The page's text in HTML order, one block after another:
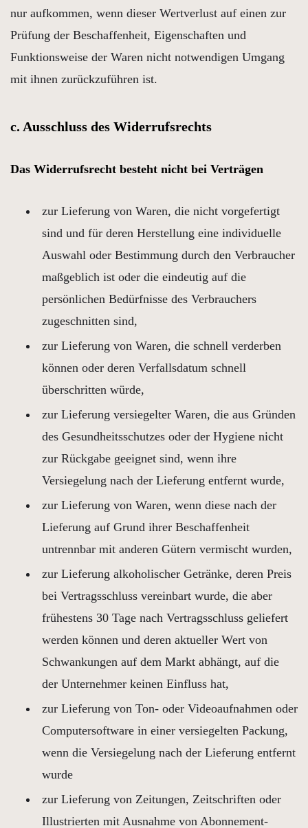
nur aufkommen, wenn dieser Wertverlust auf einen zur
Prüfung der Beschaffenheit, Eigenschaften und
Funktionsweise der Waren nicht notwendigen Umgang
mit ihnen zurückzuführen ist.
c. Ausschluss des Widerrufsrechts
Das Widerrufsrecht besteht nicht bei Verträgen
zur Lieferung von Waren, die nicht vorgefertigt
sind und für deren Herstellung eine individuelle
Auswahl oder Bestimmung durch den Verbraucher
maßgeblich ist oder die eindeutig auf die
persönlichen Bedürfnisse des Verbrauchers
zugeschnitten sind,
zur Lieferung von Waren, die schnell verderben
können oder deren Verfallsdatum schnell
überschritten würde,
zur Lieferung versiegelter Waren, die aus Gründen
des Gesundheitsschutzes oder der Hygiene nicht
zur Rückgabe geeignet sind, wenn ihre
Versiegelung nach der Lieferung entfernt wurde,
zur Lieferung von Waren, wenn diese nach der
Lieferung auf Grund ihrer Beschaffenheit
untrennbar mit anderen Gütern vermischt wurden,
zur Lieferung alkoholischer Getränke, deren Preis
bei Vertragsschluss vereinbart wurde, die aber
frühestens 30 Tage nach Vertragsschluss geliefert
werden können und deren aktueller Wert von
Schwankungen auf dem Markt abhängt, auf die
der Unternehmer keinen Einfluss hat,
zur Lieferung von Ton- oder Videoaufnahmen oder
Computersoftware in einer versiegelten Packung,
wenn die Versiegelung nach der Lieferung entfernt
wurde
zur Lieferung von Zeitungen, Zeitschriften oder
Illustrierten mit Ausnahme von Abonnement-